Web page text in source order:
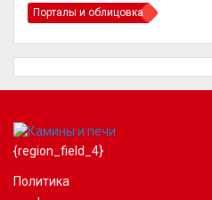
Порталы и облицовка
{region_field_4}
Политика